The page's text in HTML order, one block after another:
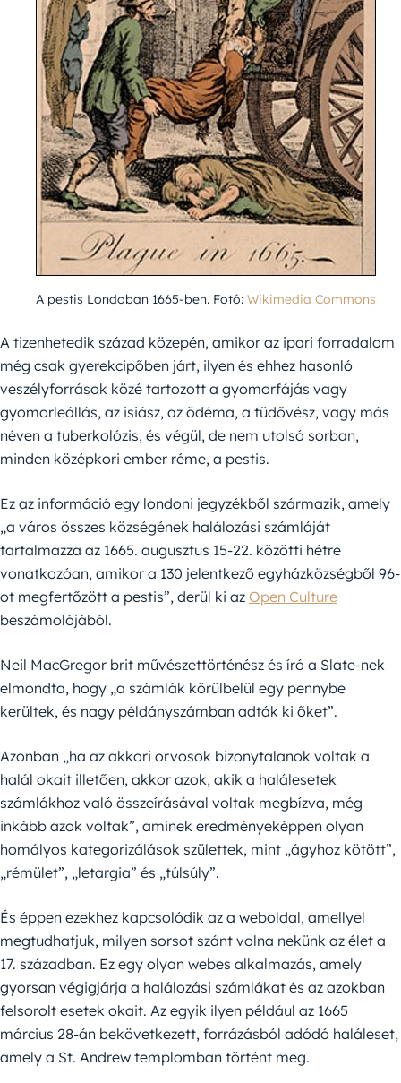
A pestis Londoban 1665-ben. Fotó: Wikimedia Commons
A tizenhetedik század közepén, amikor az ipari forradalom
még csak gyerekcipőben járt, ilyen és ehhez hasonló
veszélyforrások közé tartozott a gyomorfájás vagy
gyomorleállás, az isiász, az ödéma, a tüdővész, vagy más
néven a tuberkolózis, és végül, de nem utolsó sorban,
minden középkori ember réme, a pestis.
Ez az információ egy londoni jegyzékből származik, amely
„a város összes községének halálozási számláját
tartalmazza az 1665. augusztus 15-22. közötti hétre
vonatkozóan, amikor a 130 jelentkező egyházközségből 96-
ot megfertőzött a pestis”, derül ki az Open Culture
beszámolójából.
Neil MacGregor brit művészettörténész és író a Slate-nek
elmondta, hogy „a számlák körülbelül egy pennybe
kerültek, és nagy példányszámban adták ki őket”.
Azonban „ha az akkori orvosok bizonytalanok voltak a
halál okait illetően, akkor azok, akik a halálesetek
számlákhoz való összeírásával voltak megbízva, még
inkább azok voltak”, aminek eredményeképpen olyan
homályos kategorizálások születtek, mint „ágyhoz kötött”,
„rémület”, „letargia” és „túlsúly”.
És éppen ezekhez kapcsolódik az a weboldal, amellyel
megtudhatjuk, milyen sorsot szánt volna nekünk az élet a
17. században. Ez egy olyan webes alkalmazás, amely
gyorsan végigjárja a halálozási számlákat és az azokban
felsorolt esetek okait. Az egyik ilyen például az 1665
március 28-án bekövetkezett, forrázásból adódó haláleset,
amely a St. Andrew templomban történt meg.